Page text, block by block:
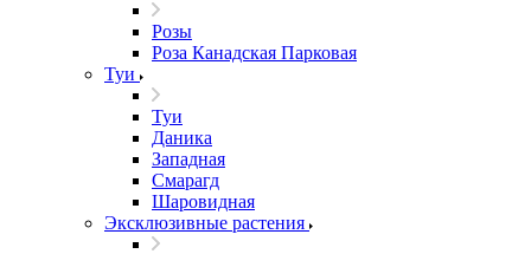
Розы
Роза Канадская Парковая
Туи
Туи
Даника
Западная
Смарагд
Шаровидная
Эксклюзивные растения